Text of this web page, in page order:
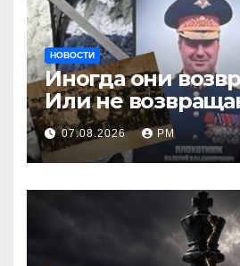
НОВОСТИ
Иногда они
Или не
07.08.2026 РМ